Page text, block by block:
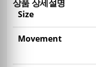
상품 상세설명
Size
Movement